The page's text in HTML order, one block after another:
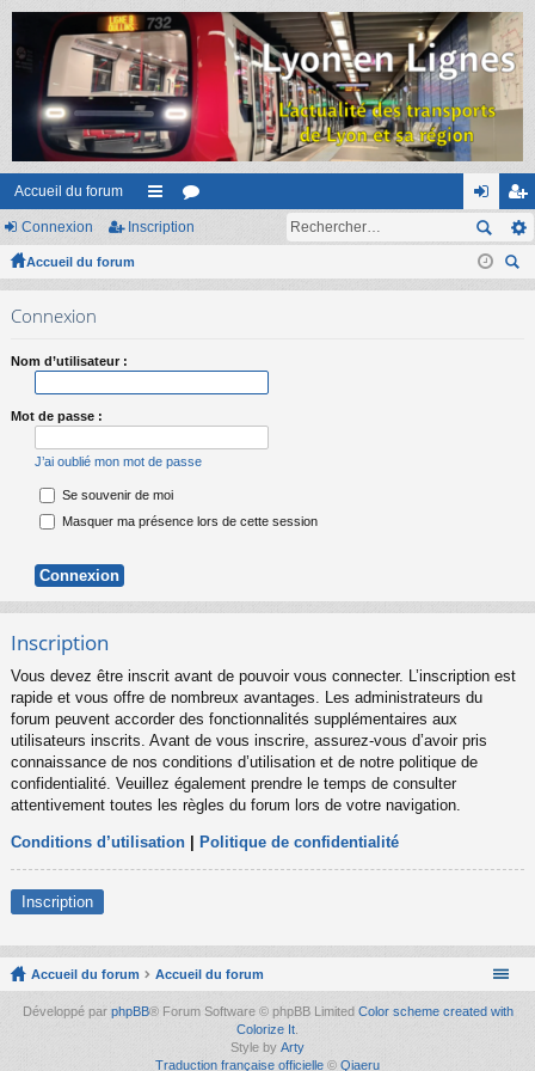
Accueil du forum
ac
s
or on
ne
ns
cri
Connexion Inscription
Accueil du forum
ec
Connexion
Nom d’utilisateur :
Mot de passe :
J’ai oublié mon mot de passe
Se souvenir de moi
Masquer ma présence lors de cette session
Inscription
Vous devez être inscrit avant de pouvoir vous connecter. L’inscription est
rapide et vous offre de nombreux avantages. Les administrateurs du
forum peuvent accorder des fonctionnalités supplémentaires aux
utilisateurs inscrits. Avant de vous inscrire, assurez-vous d’avoir pris
connaissance de nos conditions d’utilisation et de notre politique de
confidentialité. Veuillez également prendre le temps de consulter
attentivement toutes les règles du forum lors de votre navigation.
Conditions d’utilisation Politique de confidentialité
Inscription
Accueil du forum Accueil du forum
Développé par phpBB® Forum Software © phpBB Limited Color scheme created with
Colorize It.
Style by Arty
Traduction française officielle © Qiaeru